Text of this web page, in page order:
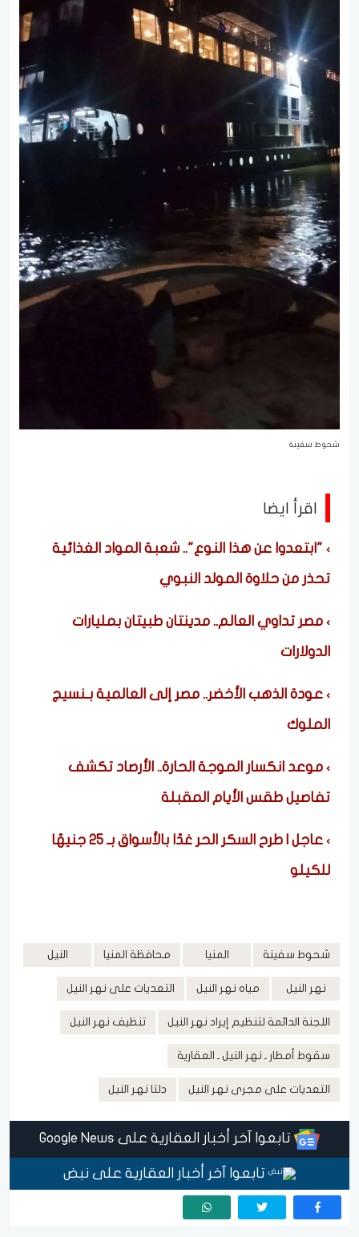
شحوط سفينة
اقرأ ايضا
"ابتعدوا عن هذا النوع".. شعبة المواد الغذائية
تحذر من حلاوة المولد النبوي
مصر تداوي العالم.. مدينتان طبيتان بمليارات
الدولارات
عودة الذهب الأخضر.. مصر إلى العالمية بـنسيج
الملوك
موعد انكسار الموجة الحارة.. الأرصاد تكشف
تفاصيل طقس الأيام المقبلة
عاجل | طرح السكر الحر غدًا بالأسواق بـ 25 جنيهًا
للكيلو
شحوط سفينة المنيا محافظة المنيا النيل
نهر النيل مياه نهر النيل التعديات على نهر النيل
اللجنة الدائمة لتنظيم إيراد نهر النيل تنظيف نهر النيل
سقوط أمطار ـ نهر النيل ـ العقارية
التعديات على مجرى نهر النيل دلتا نهر النيل
تابعوا آخر أخبار العقارية على Google News
تابعوا آخر أخبار العقارية على نبض